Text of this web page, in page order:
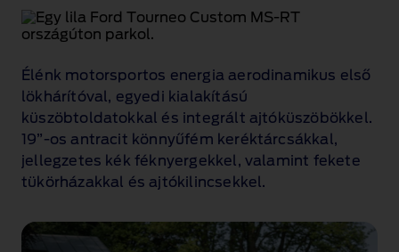
Élénk motorsportos energia aerodinamikus első
lökhárítóval, egyedi kialakítású
küszöbtoldatokkal és integrált ajtóküszöbökkel.
19”‑os antracit könnyűfém keréktárcsákkal,
jellegzetes kék féknyergekkel, valamint fekete
tükörházakkal és ajtókilincsekkel.